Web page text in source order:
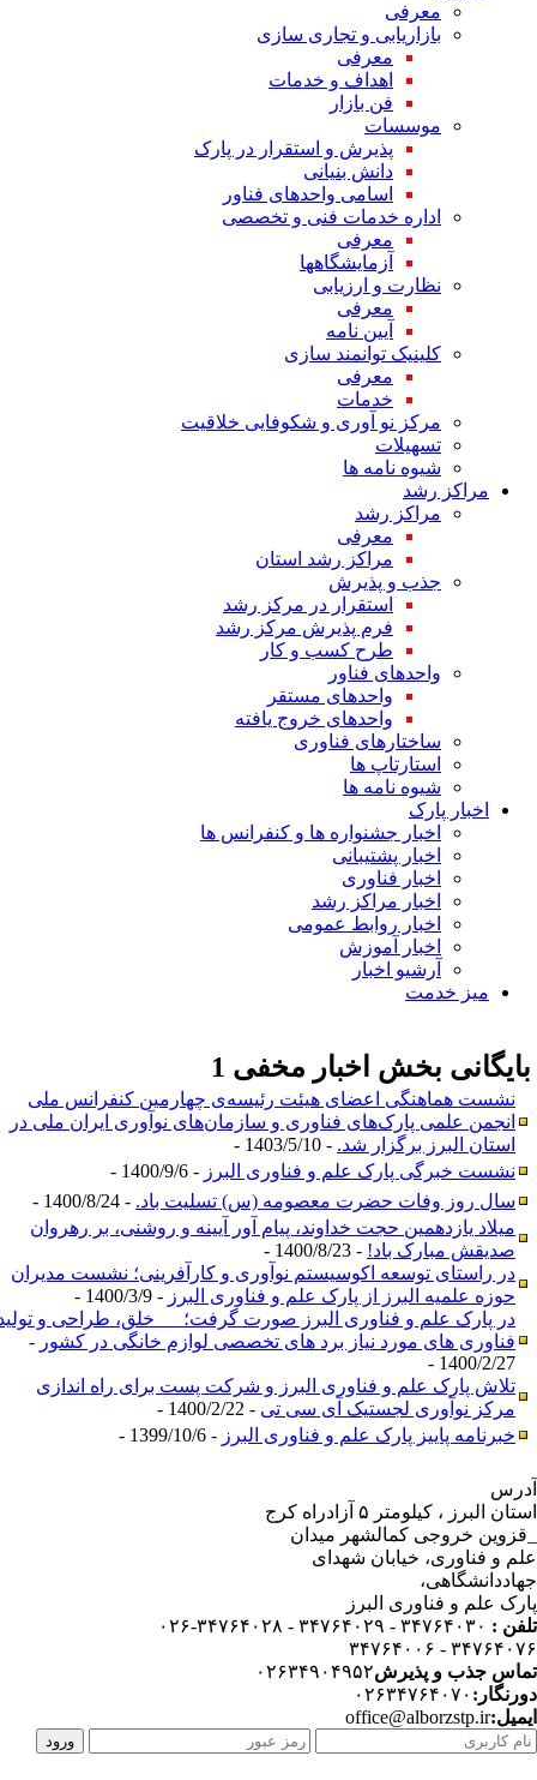
معرفی
بازاریابی و تجاری سازی
معرفی
اهداف و خدمات
فن بازار
موسسات
پذیرش و استقرار در پارک
دانش بنیانی
اسامی واحدهای فناور
اداره خدمات فنی و تخصصی
معرفی
آزمایشگاهها
نظارت و ارزیابی
معرفی
آیین نامه
کلینیک توانمند سازی
معرفی
خدمات
مرکز نو آوری و شکوفایی خلاقیت
تسهیلات
شیوه نامه ها
مراکز رشد
مراکز رشد
معرفی
مراکز رشد استان
جذب و پذیرش
استقرار در مرکز رشد
فرم پذیرش مرکز رشد
طرح کسب و کار
واحدهای فناور
واحدهای مستقر
واحدهای خروج یافته
ساختارهای فناوری
استارتاپ ها
شیوه نامه ها
اخبار پارک
اخبار جشنواره ها و کنفرانس ها
اخبار پشتیبانی
اخبار فناوری
اخبار مراکز رشد
اخبار روابط عمومی
اخبار آموزش
آرشیو اخبار
میز خدمت
بخشاخبار مخفی 1
نشست هماهنگی اعضای هیئت رئیسه‌ی چهارمین کنفرانس ملی
انجمن علمی پار‌ک‌های فناوری و سازمان‌های نوآوری ایران ملی در
استان البرز برگزار شد.- 1403/5/10 -
نشست خبرگی پارک علم و فناوری البرز - 1400/9/6 -
سال روز وفات حضرت معصومه (س) تسلیت باد.- 1400/8/24 -
میلاد یازدهمین حجت خداوند، پیام آور آیینه و روشنی، بر رهروان
صدیقش مبارک باد!- 1400/8/23 -
در راستای توسعه اکوسیستم نوآوری و کارآفرینی؛ نشست مدیران
حوزه علمیه البرز از پارک علم و فناوری البرز - 1400/3/9 -
در پارک علم و فناوری البرز صورت گرفت؛ خلق، طراحی و تولید
فناوری های مورد نیاز برد های تخصصی لوازم خانگی در کشور-
1400/2/27 -
تلاش پارک علم و فناوری البرز و شرکت پست برای راه اندازی
مرکز نوآوری لجستیک آی سی تی- 1400/2/22 -
خبرنامه پاییز پارک علم و فناوری البرز - 1399/10/6 -
استان البرز ، کیلومتر ۵ آزادراه کرج
خروجی کمالشهر میدان
و فناوری، خیابان شهدای
علم و فناوری البرز
:
- ۳۴۷۶۴۰۰۶
جذب و پذیرش۰۲۶۳۴۹۰۴۹۵۲
۰۲۶۳۴۷۶۴۰۷۰
office@alborzstp.ir